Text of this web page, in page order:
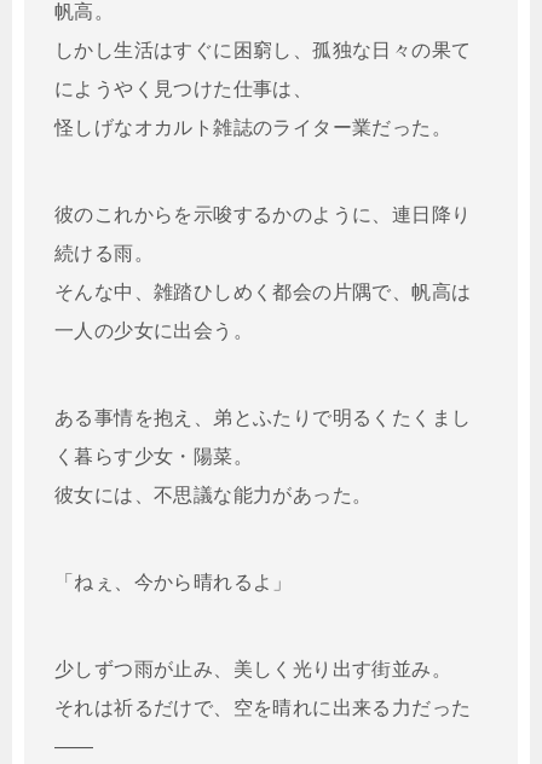
帆高。
しかし生活はすぐに困窮し、孤独な日々の果て
にようやく見つけた仕事は、
怪しげなオカルト雑誌のライター業だった。
彼のこれからを示唆するかのように、連日降り
続ける雨。
そんな中、雑踏ひしめく都会の片隅で、帆高は
一人の少女に出会う。
ある事情を抱え、弟とふたりで明るくたくまし
く暮らす少女・陽菜。
彼女には、不思議な能力があった。
「ねぇ、今から晴れるよ」
少しずつ雨が止み、美しく光り出す街並み。
それは祈るだけで、空を晴れに出来る力だった
――